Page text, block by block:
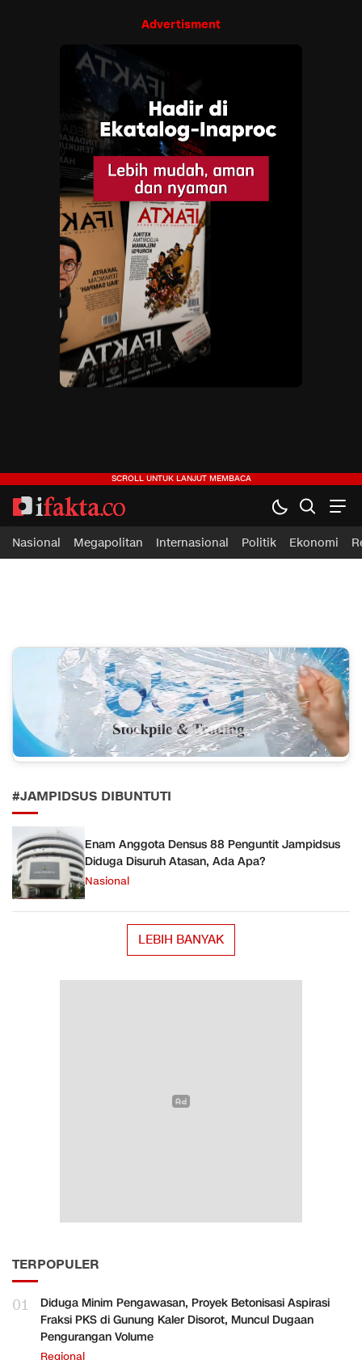
Advertisment
ifakta.co
#pastibenar
Nasional Megapolitan Internasional Politik Ekonomi
#JAMPIDSUS DIBUNTUTI
Enam Anggota Densus 88 Penguntit Jampidsus
Diduga Disuruh Atasan, Ada Apa?
Nasional
LEBIH BANYAK
TERPOPULER
01
Diduga Minim Pengawasan, Proyek Betonisasi Aspirasi
Fraksi PKS di Gunung Kaler Disorot, Muncul Dugaan
Pengurangan Volume
Regional